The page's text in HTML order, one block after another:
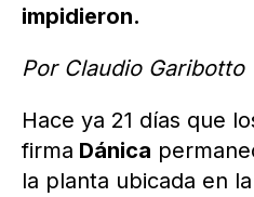
impidieron.
Por Claudio Garibotto
Hace ya 21 días que
firma Dánica
la planta ubicada en